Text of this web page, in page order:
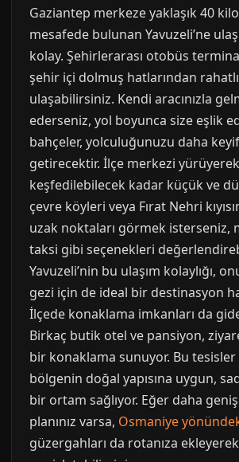
Gaziantep merkeze yaklaşık 40
mesafede bulunan Yavuzeli’ne
kolay. Şehirlerarası otobüs
şehir içi dolmuş hatlarından
ulaşabilirsiniz. Kendi aracınızla
ederseniz, yol boyunca size eşlik
bahçeler, yolculuğunuzu daha
getirecektir. İlçe merkezi yürüyerek
keşfedilebilecek kadar küçük ve
çevre köyleri veya Fırat Nehri
uzak noktaları görmek isterseniz,
taksi gibi seçenekleri
Yavuzeli’nin bu ulaşım kolaylığı,
gezi için de ideal bir destinasyon
İlçede konaklama imkanları da
Birkaç butik otel ve pansiyon,
bir konaklama sunuyor. Bu
bölgenin doğal yapısına uygun,
bir ortam sağlıyor. Eğer daha
planınız varsa, Osmaniye
güzergahları da rotanıza